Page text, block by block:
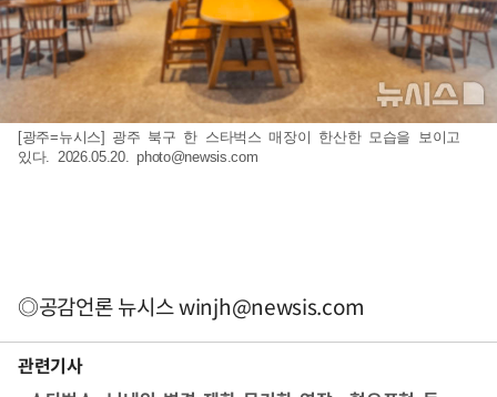
[광주=뉴시스] 광주 북구 한 스타벅스 매장이 한산한 모습을 보이고
있다. 2026.05.20.photo@newsis.com
◎공감언론 뉴시스winjh@newsis.com
관련기사